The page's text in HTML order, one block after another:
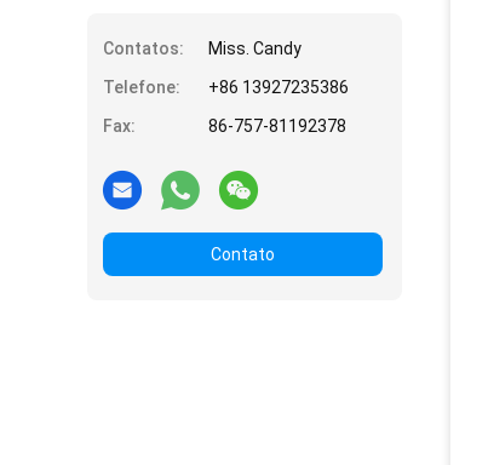
Contatos:
Miss. Candy
Telefone:
+86 13927235386
Fax:
86-757-81192378
Contato